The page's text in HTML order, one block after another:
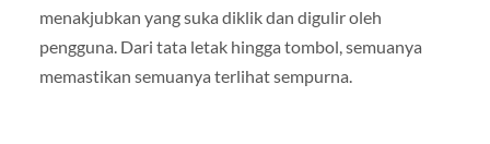
menakjubkan yang suka diklik dan digulir oleh
pengguna. Dari tata letak hingga tombol, semuanya
memastikan semuanya terlihat sempurna.